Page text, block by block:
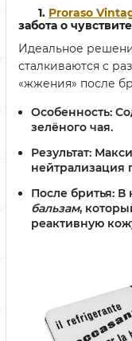
1. Proraso
забота о
Идеальное
сталкиваются с
«жжения» после
Особенность:
зелёного чая.
Результат:
нейтрализация
После бритья: В
бальзам,
реактивную